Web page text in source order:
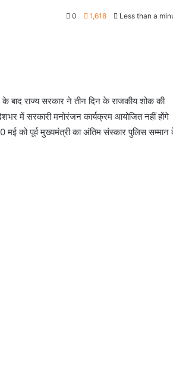
0 1,618 Less than a
बाद राज्य सरकार ने तीन दिन के राजकीय शोक की
में सरकारी मनोरंजन कार्यक्रम आयोजित नहीं होंगे
को पूर्व मुख्यमंत्री का अंतिम संस्कार पुलिस सम्मान
पटेलनगर क्षेत्र में हुए तिहरे हत्याकांड का दून